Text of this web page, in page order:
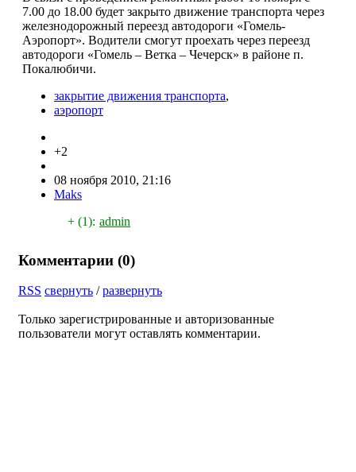
7.00 до 18.00 будет закрыто движение транспорта через
железнодорожный переезд автодороги «Гомель-
Аэропорт». Водители смогут проехать через переезд
автодороги «Гомель – Ветка – Чечерск» в районе п.
Покалюбичи.
закрытие движения транспорта,
аэропорт
+2
08 ноября 2010, 21:16
Maks
+ (1): admin
Комментарии (0)
RSS свернуть /развернуть
Только зарегистрированные и авторизованные
пользователи могут оставлять комментарии.